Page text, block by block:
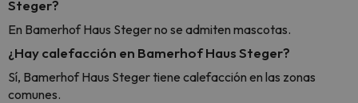
Steger?
En Bamerhof Haus Steger no se admiten mascotas.
¿Hay calefacción en Bamerhof Haus Steger?
Sí, Bamerhof Haus Steger tiene calefacción en las zonas
comunes.